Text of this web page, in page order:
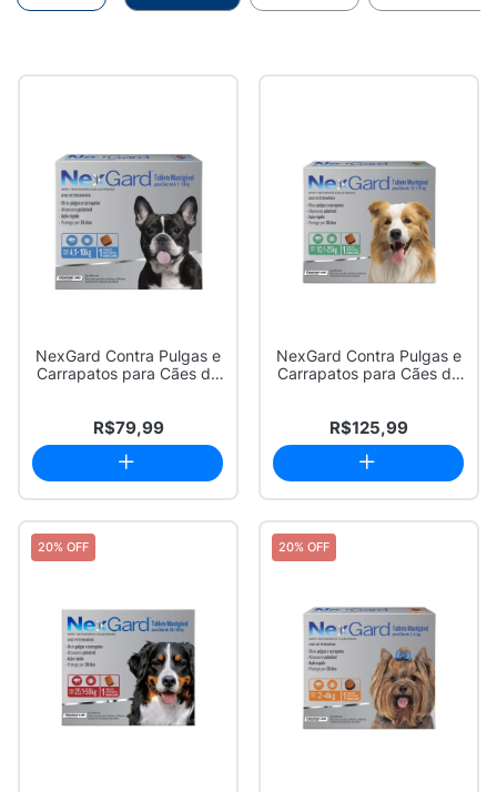
NexGard Contra Pulgas e
Carrapatos para Cães de
R$79,99
NexGard Contra Pulgas e
Carrapatos para Cães de
R$125,99
20% OFF 20% OFF